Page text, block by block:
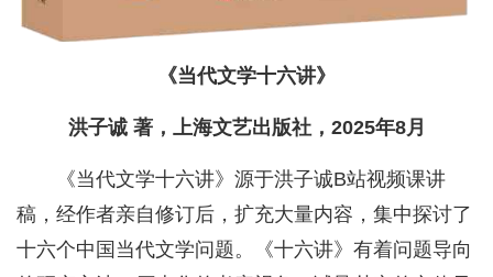
《当代文学十六讲》
洪子诚 著，上海文艺出版社，2025年8月
《当代文学十六讲》源于洪子诚B站视频课讲
稿，经作者亲自修订后，扩充大量内容，集中探讨了
十六个中国当代文学问题。《十六讲》有着问题导向